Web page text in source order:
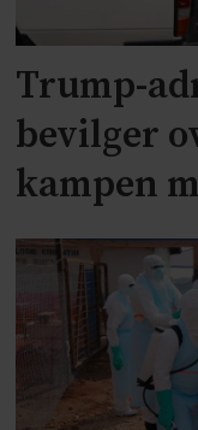
Trump-
bevilger
kampen